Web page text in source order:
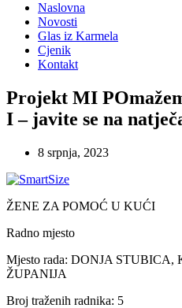
Naslovna
Novosti
Glas iz Karmela
Cjenik
Kontakt
Projekt MI
I – javite se na
8 srpnja, 2023
ŽENE ZA POMOĆ U KUĆI
Radno mjesto
Mjesto rada: DONJA
ŽUPANIJA
Broj traženih radnika: 5